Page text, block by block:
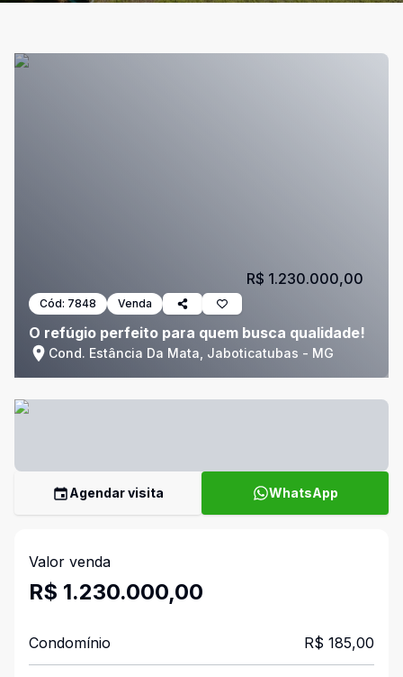
Cód: 7848 Venda
O refúgio perfeito para quem busca qualidade!
Cond. Estância Da Mata, Jaboticatubas - MG
R$ 1.230.000,00
Agendar visita WhatsApp
Valor venda
R$ 1.230.000,00
Condomínio R$ 185,00